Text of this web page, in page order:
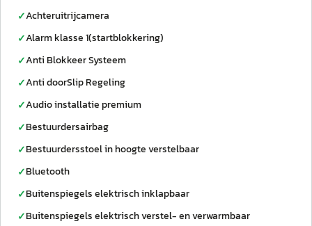
✓Achteruitrijcamera
✓Alarm klasse 1(startblokkering)
✓Anti Blokkeer Systeem
✓Anti doorSlip Regeling
✓Audio installatie premium
✓Bestuurdersairbag
✓Bestuurdersstoel in hoogte verstelbaar
✓Bluetooth
✓Buitenspiegels elektrisch inklapbaar
✓Buitenspiegels elektrisch verstel- en verwarmbaar